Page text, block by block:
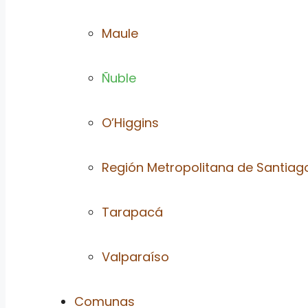
Maule
Ñuble
O’Higgins
Región Metropolitana de
Tarapacá
Valparaíso
Comunas